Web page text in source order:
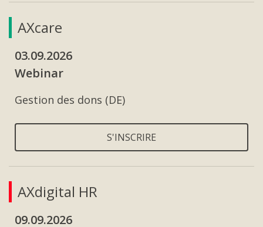
AXcare
03.09.2026
Webinar
Gestion des dons (DE)
S'INSCRIRE
AXdigital HR
09.09.2026